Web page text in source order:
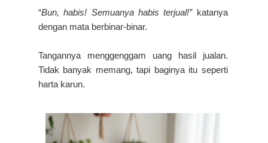
“Bun, habis! Semuanya habis terjual!”katanya
dengan mata berbinar-binar.
Tangannya menggenggam uang hasil jualan.
Tidak banyak memang, tapi baginya itu seperti
harta karun.